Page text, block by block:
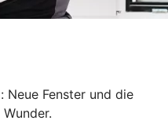
Neue Fenster und die